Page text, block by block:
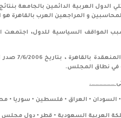
العربية الدائمين بالجامعة
المحاسبين و المراجعين العرب
في نطاق المجلس.
……………….
• السودان • العراق • فلسطين • سوريا •
العربية السعودية • قطر • دول مجلس